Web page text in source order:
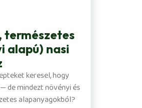
természetes
alapú) nasi
keresel, hogy
de mindezt növényi és
alapanyagokból?